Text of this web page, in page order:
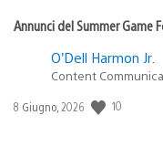
Annunci del Summer Game
O’Dell Harmon Jr.
Content
Data
8 Giugno, 2026 10